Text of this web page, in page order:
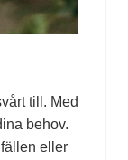
till. Med
behov.
eller